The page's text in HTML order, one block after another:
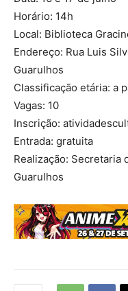
Horário: 14h
Local: Biblioteca
Endereço: Rua Luis
Guarulhos
Classificação etária: a
Vagas: 10
Inscrição:
Entrada: gratuita
Realização: Secretaria
Guarulhos